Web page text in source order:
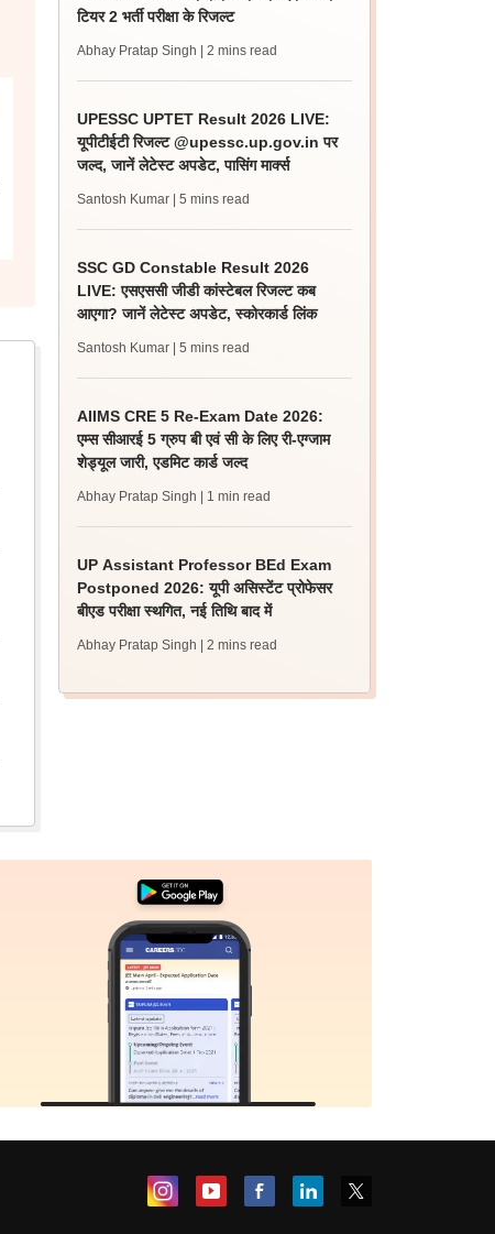
टियर 2 भर्ती परीक्षा के रिजल्ट
Abhay Pratap Singh | 2 mins read
UPESSC UPTET Result 2026 LIVE:
यूपीटीईटी रिजल्ट @upessc.up.gov.in पर
जल्द, जानें लेटेस्ट अपडेट, पासिंग मार्क्स
Santosh Kumar | 5 mins read
SSC GD Constable Result 2026
LIVE: एसएससी जीडी कांस्टेबल रिजल्ट कब
आएगा? जानें लेटेस्ट अपडेट, स्कोरकार्ड लिंक
Santosh Kumar | 5 mins read
AIIMS CRE 5 Re-Exam Date 2026:
एम्स सीआरई 5 ग्रुप बी एवं सी के लिए री-एग्जाम
शेड्यूल जारी, एडमिट कार्ड जल्द
Abhay Pratap Singh | 1 min read
UP Assistant Professor BEd Exam
Postponed 2026: यूपी असिस्टेंट प्रोफेसर
बीएड परीक्षा स्थगित, नई तिथि बाद में
Abhay Pratap Singh | 2 mins read